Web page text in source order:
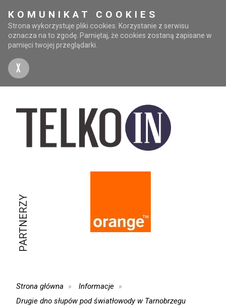
KOMUNIKAT COOKIES
Strona wykorzystuje pliki cookies. Korzystanie z serwisu
oznacza na to zgodę. Pamiętaj, że cookies zostaną zapisane w
pamięci twojej przeglądarki.
X
PARTNERZY
Strona główna
Informacje
Drugie dno słupów pod światłowody w Tarnobrzegu